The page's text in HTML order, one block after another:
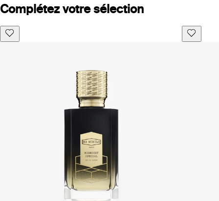
Complétez votre sélection